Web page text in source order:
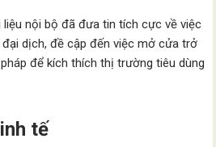
nội bộ đã đưa tin tích cực về việc
dịch, đề cập đến việc mở cửa trở
để kích thích thị trường tiêu dùng
tế